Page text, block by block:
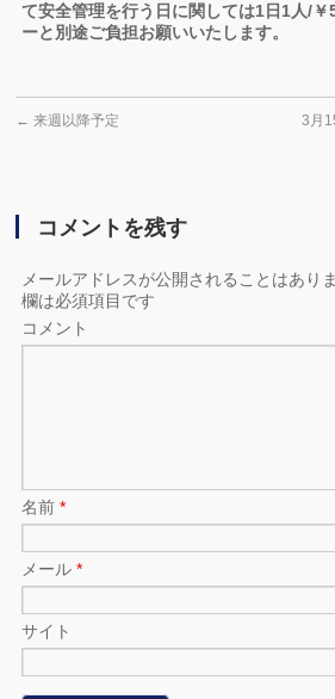
て安全管理を行う日に関しては1日1人/
ーと別途ご負担お願いいたします。
← 来週以降予定 3月
コメントを残す
メールアドレスが公開されることはあり
欄は必須項目です
コメント
名前*
メール*
サイト